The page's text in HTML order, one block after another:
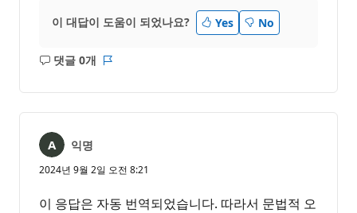
이 대답이 도움이 되었나요? Yes No
댓글 0개
설
음
익명
2024년 9월 2일 오전 8:21
이 응답은 자동 번역되었습니다. 따라서 문법적 오